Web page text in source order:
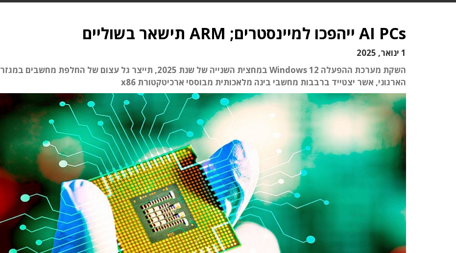
AI PCs ייהפכו למיינסטרים; ARM תישאר בשוליים
1 ינואר, 2025
השקת מערכת ההפעלה Windows 12 במחצית השנייה של שנת 2025, תייצר גל עצום של החלפת מחשבים במגזר
הארגוני, אשר יצטייד ברבבות מחשבי בינה מלאכותית מבוססי ארכיטקטורת x86